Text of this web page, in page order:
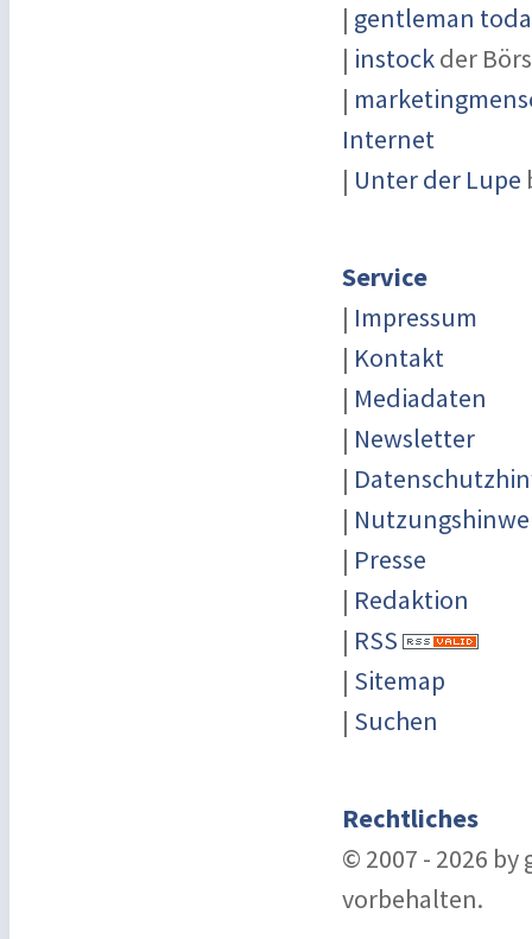
| gentleman
| instockder
|
Internet
| Unter der Lupe
Service
| Impressum
| Kontakt
| Mediadaten
| Newsletter
|
|
| Presse
| Redaktion
| RSS
| Sitemap
| Suchen
Rechtliches
© 2007 - 2026
vorbehalten.